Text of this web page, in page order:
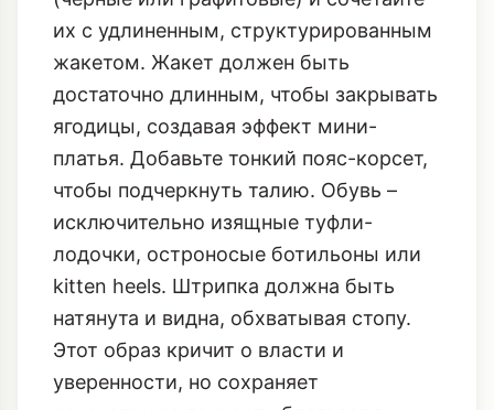
подиумах ведущих Домов. Возьмите
леггинсы из плотного трикотажа
(черные или графитовые) и сочетайте
их с удлиненным, структурированным
жакетом. Жакет должен быть
достаточно длинным, чтобы закрывать
ягодицы, создавая эффект мини-
платья. Добавьте тонкий пояс-корсет,
чтобы подчеркнуть талию. Обувь –
исключительно изящные туфли-
лодочки, остроносые ботильоны или
kitten heels. Штрипка должна быть
натянута и видна, обхватывая стопу.